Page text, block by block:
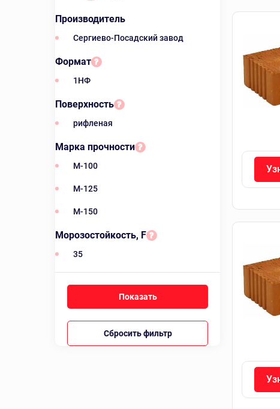
Производитель
Сергиево-Посадский завод
Формат
1НФ
Поверхность
рифленая
Марка прочности
M-100
M-125
M-150
Морозостойкость, F
35
Сбросить фильтр